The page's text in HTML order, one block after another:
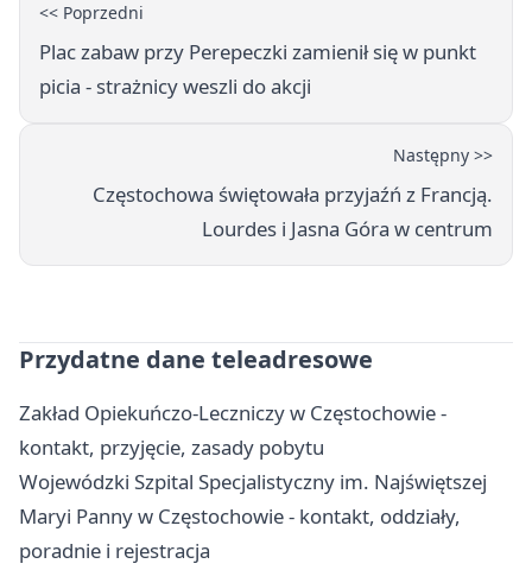
<< Poprzedni
Plac zabaw przy Perepeczki zamienił się w punkt
picia - strażnicy weszli do akcji
Następny >>
Częstochowa świętowała przyjaźń z Francją.
Lourdes i Jasna Góra w centrum
Przydatne dane teleadresowe
Zakład Opiekuńczo-Leczniczy w Częstochowie -
kontakt, przyjęcie, zasady pobytu
Wojewódzki Szpital Specjalistyczny im. Najświętszej
Maryi Panny w Częstochowie - kontakt, oddziały,
poradnie i rejestracja